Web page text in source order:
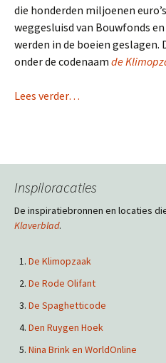
die honderden miljoenen
weggesluisd van Bouwfonds
werden in de boeien geslagen.
onder de codenaam de
Lees verder…
Inspiloracaties
De inspiratiebronnen en locaties
Klaverblad.
De Klimopzaak
De Rode Olifant
De Spaghetticode
Den Ruygen Hoek
Nina Brink en WorldOnline